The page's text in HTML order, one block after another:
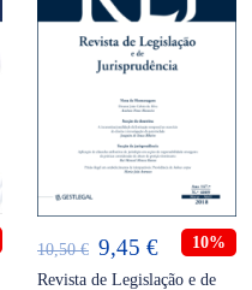
ADICIONAR
10,50€ O
preço
9,45 €O
preço
10%
Revista de Legislação e de